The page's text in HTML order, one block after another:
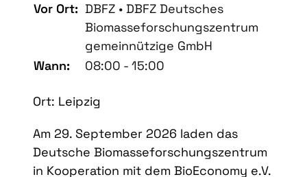
Vor Ort: DBFZ • DBFZ Deutsches
Biomasseforschungszentrum
gemeinnützige GmbH
Wann:
08:00 - 15:00
Ort: Leipzig
Am 29. September 2026 laden das
Deutsche Biomasseforschungszentrum
in Kooperation mit dem BioEconomy e.V.